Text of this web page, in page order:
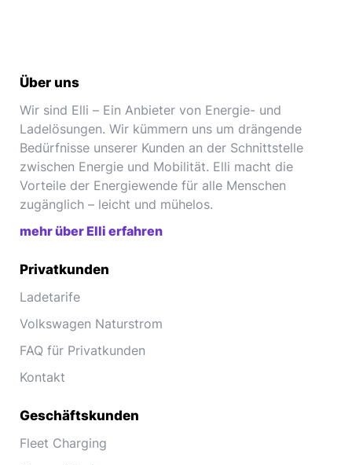
Über uns
Wir sind Elli – Ein Anbieter von Energie- und
Ladelösungen. Wir kümmern uns um drängende
Bedürfnisse unserer Kunden an der Schnittstelle
zwischen Energie und Mobilität. Elli macht die
Vorteile der Energiewende für alle Menschen
zugänglich – leicht und mühelos.
mehr über Elli erfahren
Privatkunden
Ladetarife
Volkswagen Naturstrom
FAQ für Privatkunden
Kontakt
Geschäftskunden
Fleet Charging